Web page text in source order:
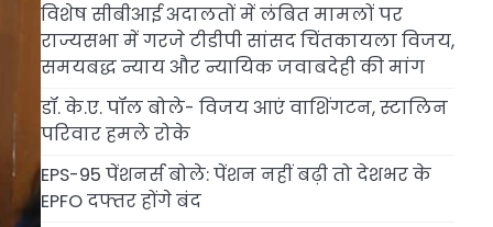
विशेष सीबीआई अदालतों में लंबित मामलों पर
राज्यसभा में गरजे टीडीपी सांसद चिंतकायला विजय,
समयबद्ध न्याय और न्यायिक जवाबदेही की मांग
डॉ. के.ए. पॉल बोले- विजय आएं वाशिंगटन, स्टालिन
परिवार हमले रोके
EPS-95 पेंशनर्स बोले: पेंशन नहीं बढ़ी तो देशभर के
EPFO दफ्तर होंगे बंद